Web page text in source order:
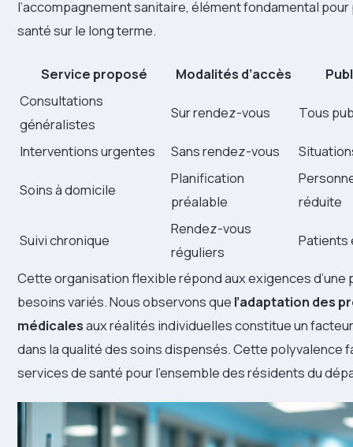
l’accompagnement sanitaire, élément fondamental
santé sur le long terme.
Service proposé Modalités d’accès
Consultations
généralistes
Sur rendez-vous Tous
Interventions urgentes Sans rendez-vous
Soins à domicile
Planification
préalable
réduite
Suivi chronique
Rendez-vous
réguliers
Patients
Cette organisation flexible répond aux exigences d’une
besoins variés. Nous observons que l’adaptation des
médicalesaux réalités individuelles constitue un
dans la qualité des soins dispensés. Cette polyvalence
services de santé pour l’ensemble des résidents du